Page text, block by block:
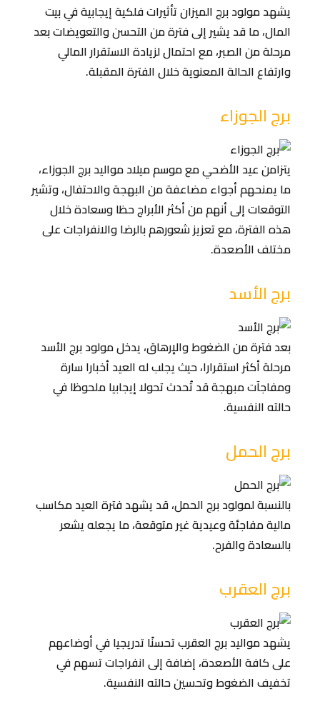
يشهد مولود برج الميزان تأثيرات فلكية إيجابية في بيت
المال، ما قد يشير إلى فترة من التحسن والتعويضات بعد
مرحلة من الصبر، مع احتمال لزيادة الاستقرار المالي
وارتفاع الحالة المعنوية خلال الفترة المقبلة.
برج الجوزاء
يتزامن عيد الأضحي مع موسم ميلاد مواليد برج الجوزاء،
ما يمنحهم أجواء مضاعفة من البهجة والاحتفال، وتشير
التوقعات إلى أنهم من أكثر الأبراج حظا وسعادة خلال
هذه الفترة، مع تعزيز شعورهم بالرضا والانفراجات على
مختلف الأصعدة.
برج الأسد
بعد فترة من الضغوط والإرهاق، يدخل مولود برج الأسد
مرحلة أكثر استقرارا، حيث يجلب له العيد أخبارا سارة
ومفاجآت مبهجة قد تُحدث تحولا إيجابيا ملحوظا في
حالته النفسية.
برج الحمل
بالنسبة لمولود برج الحمل، قد يشهد فترة العيد مكاسب
مالية مفاجئة وعيدية غير متوقعة، ما يجعله يشعر
بالسعادة والفرح.
برج العقرب
يشهد مواليد برج العقرب تحسنًا تدريجيا في أوضاعهم
على كافة الأصعدة، إضافة إلى انفراجات تسهم في
تخفيف الضغوط وتحسين حالته النفسية.